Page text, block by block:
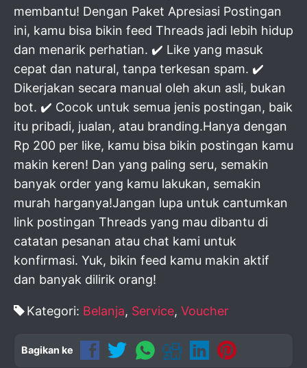
membantu! Dengan Paket Apresiasi Postingan
ini, kamu bisa bikin feed Threads jadi lebih hidup
dan menarik perhatian. ✔️ Like yang masuk
cepat dan natural, tanpa terkesan spam. ✔️
Dikerjakan secara manual oleh akun asli, bukan
bot. ✔️ Cocok untuk semua jenis postingan, baik
itu pribadi, jualan, atau branding.Hanya dengan
Rp 200 per like, kamu bisa bikin postingan kamu
makin keren! Dan yang paling seru, semakin
banyak order yang kamu lakukan, semakin
murah harganya!Jangan lupa untuk cantumkan
link postingan Threads yang mau dibantu di
catatan pesanan atau chat kami untuk
konfirmasi. Yuk, bikin feed kamu makin aktif
dan banyak dilirik orang!
Kategori: Belanja, Service, Voucher
Bagikan ke